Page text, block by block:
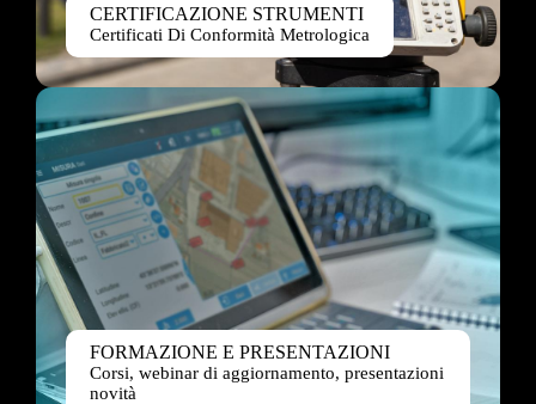
CERTIFICAZIONE STRUMENTI
Certificati Di Conformità Metrologica
FORMAZIONE E PRESENTAZIONI
Corsi, webinar di aggiornamento, presentazioni
novità